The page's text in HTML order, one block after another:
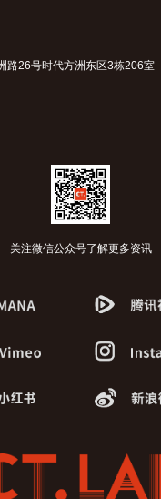
路26号时代方洲东区3栋206室
关注微信公众号了解更多资讯